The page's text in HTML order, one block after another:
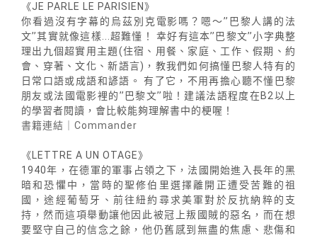
《JE PARLE LE PARISIEN》
你看過沒有字幕的烏茲別克電影嗎？嗯～’’巴黎人講的法
文’’其實就像這樣...超難懂！ 幸好有這本’’巴黎文’’小字典整
理出九個超實用主題(住宿、用餐、家庭、工作、假期、約
會、穿著、文化、新語言)，教我們如何搞懂巴黎人特有的
日常口語或成語和諺語。 有了它，不用再擔心聽不懂巴黎
朋友或法國電影裡的’’巴黎文’’啦！建議法語程度在B2以上
的學習者閱讀，會比較能夠理解書中的梗喔！
書籍連結｜Commander
《LETTRE A UN OTAGE》
1940年，在德軍的軍事占領之下，法國開始進入長年的黑
暗和恐懼中，當時的聖修伯里選擇離開正遭受苦難的祖
國，途經葡萄牙、前往紐約尋求美軍對於反抗納粹的支
持，然而這項舉動讓他因此被冠上叛國賊的惡名，而在想
要堅守自己的信念之餘，他仍舊感到無盡的焦慮、悲傷和